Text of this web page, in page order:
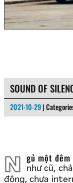
SOUND OF
2021-10-29 |
Ngủ một đêm thức dậy, nhận ra mọi thứ rồi cũng sẽ y
như cũ,
động, chưa